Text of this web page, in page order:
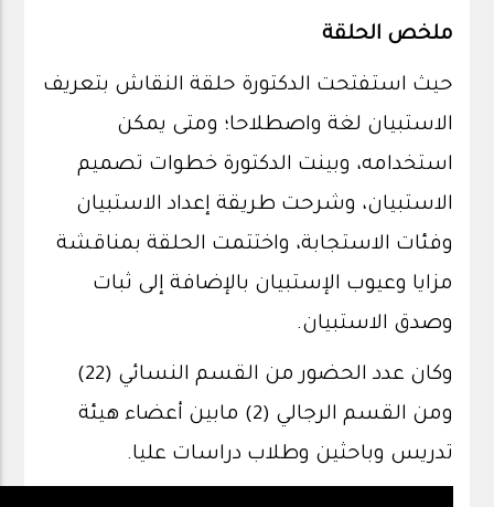
ملخص الحلقة
حيث استفتحت الدكتورة حلقة النقاش بتعريف
الاستبيان لغة واصطلاحا؛ ومتى يمكن
استخدامه، وبينت الدكتورة خطوات تصميم
الاستبيان، وشرحت طريقة إعداد الاستبيان
وفئات الاستجابة، واختتمت الحلقة بمناقشة
مزايا وعيوب الإستبيان بالإضافة إلى ثبات
وصدق الاستبيان.
وكان عدد الحضور من القسم النسائي (22)
ومن القسم الرجالي (2) مابين أعضاء هيئة
تدريس وباحثين وطلاب دراسات عليا.